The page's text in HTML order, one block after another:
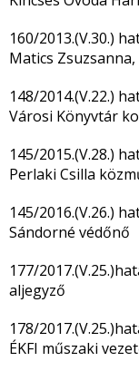
160/
Matics
148/
Városi Könyvtár
145/
Perlaki Csilla
145/
Sándorné védőnő
177/
aljegyző
178/
ÉKFI műszaki